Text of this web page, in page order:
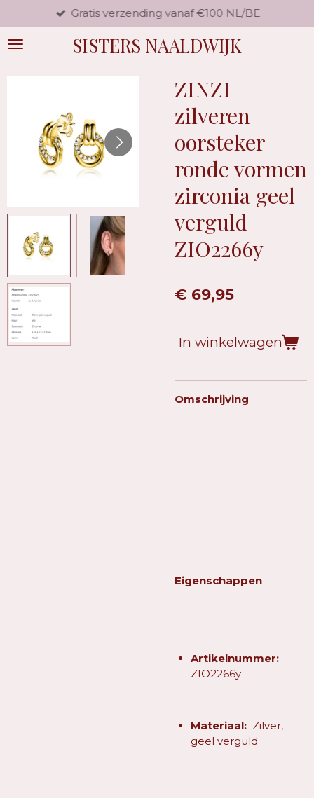
direct
naar
SISTERS NAALDWIJK
Gratis verzending vanaf €100 NL/BE
ZINZI
zilveren
oorsteker
ronde vormen
zirconia geel
verguld
ZIO2266y
€ 69,95
In winkelwagen
Omschrijving
Eigenschappen
Artikelnummer:
ZIO2266y
Materiaal: Zilver,
geel verguld